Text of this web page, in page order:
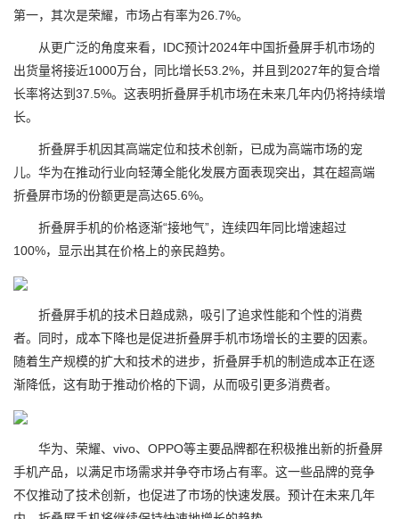
第一，其次是荣耀，市场占有率为26.7%。
从更广泛的角度来看，IDC预计2024年中国折叠屏手机市场的
出货量将接近1000万台，同比增长53.2%，并且到2027年的复合增
长率将达到37.5%。这表明折叠屏手机市场在未来几年内仍将持续增
长。
折叠屏手机因其高端定位和技术创新，已成为高端市场的宠
儿。华为在推动行业向轻薄全能化发展方面表现突出，其在超高端
折叠屏市场的份额更是高达65.6%。
折叠屏手机的价格逐渐“接地气”，连续四年同比增速超过
100%，显示出其在价格上的亲民趋势。
折叠屏手机的技术日趋成熟，吸引了追求性能和个性的消费
者。同时，成本下降也是促进折叠屏手机市场增长的主要的因素。
随着生产规模的扩大和技术的进步，折叠屏手机的制造成本正在逐
渐降低，这有助于推动价格的下调，从而吸引更多消费者。
华为、荣耀、vivo、OPPO等主要品牌都在积极推出新的折叠屏
手机产品，以满足市场需求并争夺市场占有率。这一些品牌的竞争
不仅推动了技术创新，也促进了市场的快速发展。预计在未来几年